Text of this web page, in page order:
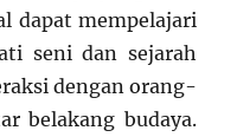
dapat mempelajari
seni dan sejarah
dengan orang-
belakang budaya.